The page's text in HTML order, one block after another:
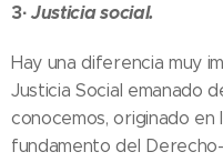
3·Justicia social.
Hay una diferencia muy
Justicia Social emanado
conocemos, originado en
fundamento del